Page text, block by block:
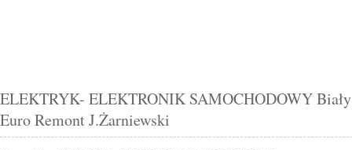
ELEKTRYK- ELEKTRONIK SAMOCHODOWY
Euro Remont J.Żarniewski